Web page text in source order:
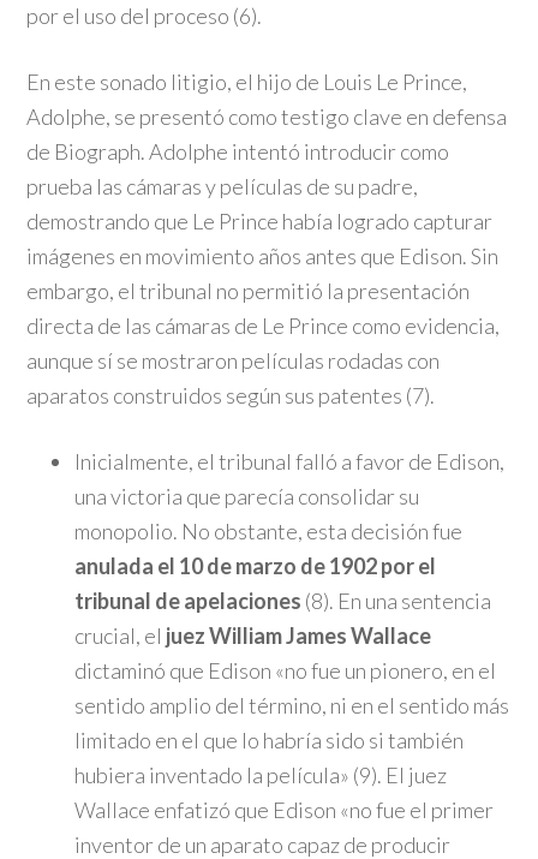
por el uso del proceso (6).
En este sonado litigio, el hijo de Louis Le Prince,
Adolphe, se presentó como testigo clave en defensa
de Biograph. Adolphe intentó introducir como
prueba las cámaras y películas de su padre,
demostrando que Le Prince había logrado capturar
imágenes en movimiento años antes que Edison. Sin
embargo, el tribunal no permitió la presentación
directa de las cámaras de Le Prince como evidencia,
aunque sí se mostraron películas rodadas con
aparatos construidos según sus patentes (7).
Inicialmente, el tribunal falló a favor de Edison,
una victoria que parecía consolidar su
monopolio. No obstante, esta decisión fue
anulada el 10 de marzo de 1902 por el
tribunal de apelaciones (8). En una sentencia
crucial, el juez William James Wallace
dictaminó que Edison «no fue un pionero, en el
sentido amplio del término, ni en el sentido más
limitado en el que lo habría sido si también
hubiera inventado la película» (9). El juez
Wallace enfatizó que Edison «no fue el primer
inventor de un aparato capaz de producir